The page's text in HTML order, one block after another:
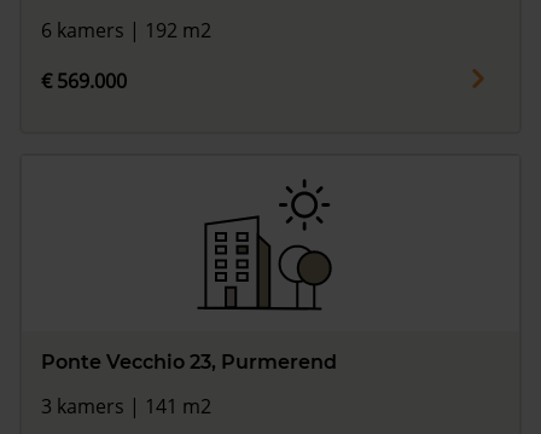
6 kamers | 192 m2
€ 569.000
Ponte Vecchio 23, Purmerend
3 kamers | 141 m2